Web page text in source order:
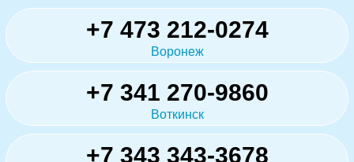
+7 473 212-0274
Воронеж
+7 341 270-9860
Воткинск
+7 343 343-3678